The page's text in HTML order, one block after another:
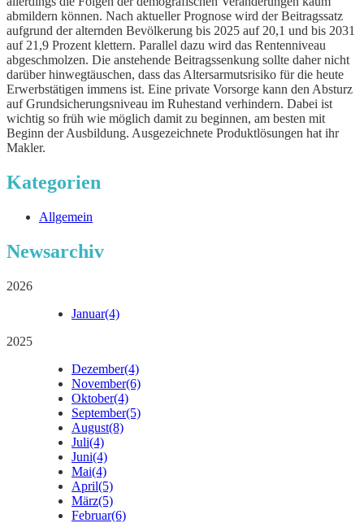
abmildern können. Nach aktueller Prognose wird der Beitragssatz
aufgrund der alternden Bevölkerung bis 2025 auf 20,1 und bis 2031
auf 21,9 Prozent klettern. Parallel dazu wird das Rentenniveau
abgeschmolzen. Die anstehende Beitragssenkung sollte daher nicht
darüber hinwegtäuschen, dass das Altersarmutsrisiko für die heute
Erwerbstätigen immens ist. Eine private Vorsorge kann den Absturz
auf Grundsicherungsniveau im Ruhestand verhindern. Dabei ist
wichtig so früh wie möglich damit zu beginnen, am besten mit
Beginn der Ausbildung. Ausgezeichnete Produktlösungen hat ihr
Makler.
Kategorien
Allgemein
Newsarchiv
2026
Januar(4)
2025
Dezember(4)
November(6)
Oktober(4)
September(5)
August(8)
Juli(4)
Juni(4)
Mai(4)
April(5)
März(5)
Februar(6)